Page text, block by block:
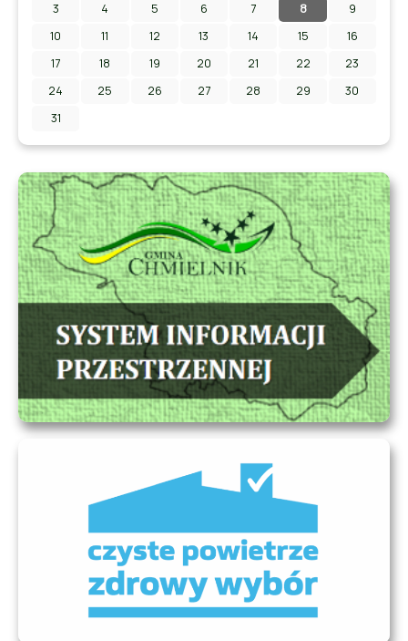
Zapraszamy na Letni Pokaz Filmowy na stadionie w
3 4 5 6 7 8
9
10
11 12 13 14 15
16
17
18 19 20 21 22
23
24
25 26 27 28 29
30
31